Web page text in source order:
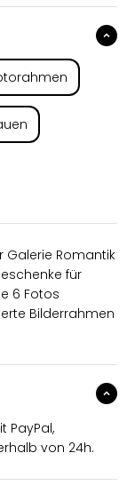
Romantik
für
6 Fotos
Bilderrahmen
PayPal,
von 24h.